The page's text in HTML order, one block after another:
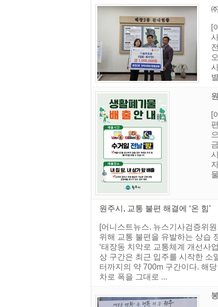
[
[
원주시, 교통 불편 해결에 ‘온 힘’
[어니스트뉴스. 뉴스기사검증위
위해 교통 불편을 유발하는 상습
‘태장동 치악로 교통체계 개선사
상 구간은 최근 입주를 시작한 소
터까지의 약 700m 구간이다. 해
차로 폭을 그대로 ...